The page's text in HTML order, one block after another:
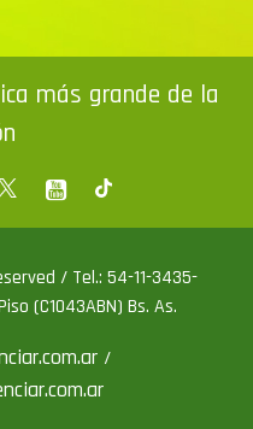
más grande de la
/ Tel.: 54-11-3435-
(C1043ABN) Bs. As.
/